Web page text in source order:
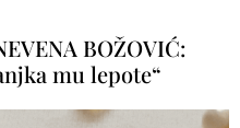
BOŽOVIĆ:
mu lepote“